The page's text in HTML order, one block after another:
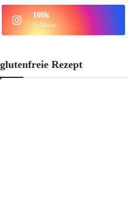
100k
Follower
glutenfreie Rezept